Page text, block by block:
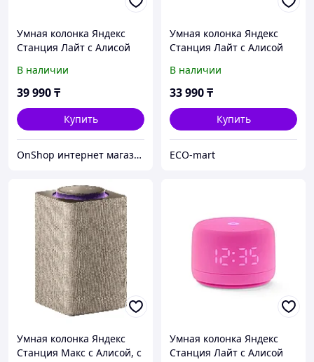
Умная колонка Яндекс
Станция Лайт с Алисой
Розовый
В наличии
39 990₸
Купить
OnShop интернет магазин
Умная колонка Яндекс
Станция Лайт с Алисой
В наличии
33 990₸
Купить
ECO-mart
Умная колонка Яндекс
Станция Макс с Алисой, с
Умная колонка Яндекс
Станция Лайт с Алисой